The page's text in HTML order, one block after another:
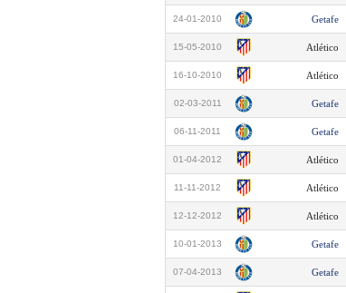
24-01-2010 Getafe
15-05-2010 Atlético
16-10-2010 Atlético
02-03-2011 Getafe
06-11-2011 Getafe
01-04-2012 Atlético
11-11-2012 Atlético
12-12-2012 Atlético
10-01-2013 Getafe
07-04-2013 Getafe